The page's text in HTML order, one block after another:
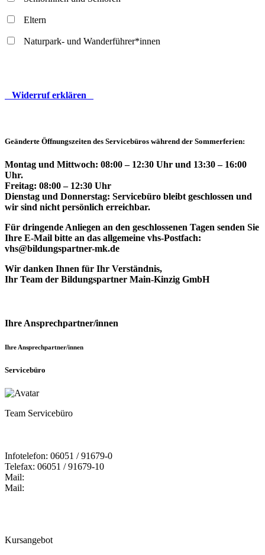
Eltern
Naturpark- und Wanderführer*innen
Widerruf erklären
Geänderte Öffnungszeiten des Servicebüros während der Sommerferien:
Montag und Mittwoch: 08:00 – 12:30 Uhr und 13:30 – 16:00
Uhr.
Freitag: 08:00 – 12:30 Uhr
Dienstag und Donnerstag: Servicebüro bleibt geschlossen und
wir sind nicht persönlich erreichbar.
Für dringende Anliegen an den geschlossenen Tagen senden Sie
Ihre E-Mail bitte an das allgemeine vhs-Postfach:
vhs@bildungspartner-mk.de
Wir danken Ihnen für Ihr Verständnis,
Ihr Team der Bildungspartner Main-Kinzig GmbH
Ihre Ansprechpartner/innen
Ihre Ansprechpartner/innen
Servicebüro
Team Servicebüro
Infotelefon: 06051 / 91679-0
Telefax: 06051 / 91679-10
Mail:
Mail:
Kursangebot